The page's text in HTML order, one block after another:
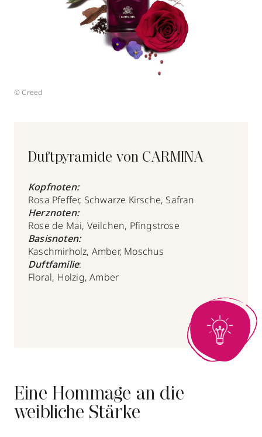
© Creed
Duftpyramide von CARMINA
Kopfnoten:
Rosa Pfeffer, Schwarze Kirsche, Safran
Herznoten:
Rose de Mai, Veilchen, Pfingstrose
Basisnoten:
Kaschmirholz, Amber, Moschus
Duftfamilie:
Floral, Holzig, Amber
Eine Hommage an die
weibliche Stärke